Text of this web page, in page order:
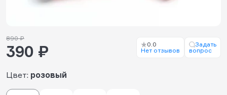
Цвет: розовый
890 ₽
390 ₽
0.0
Нет отзывов
Задать
вопрос